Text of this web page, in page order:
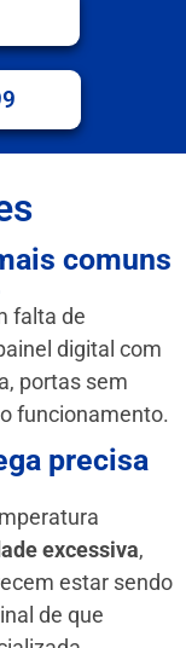
comuns
falta de
digital com
portas sem
funcionamento.
precisa
excessiva,
estar sendo
de que